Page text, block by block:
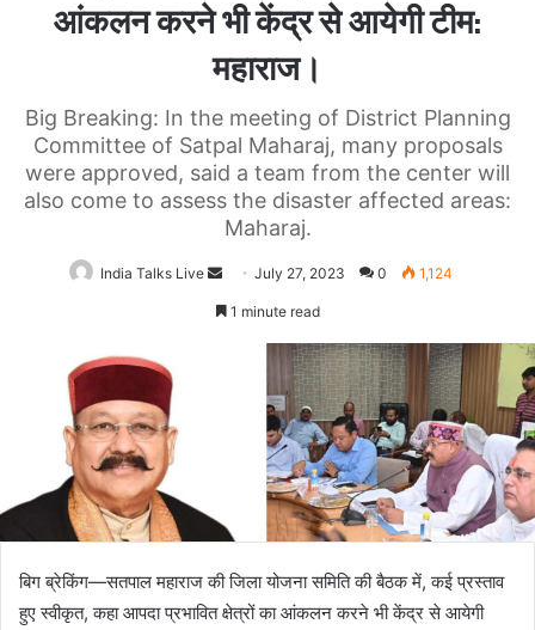
आंकलन करने भी केंद्र से आयेगी टीम:
महाराज।
Big Breaking: In the meeting of District Planning
Committee of Satpal Maharaj, many proposals
were approved, said a team from the center will
also come to assess the disaster affected areas:
Maharaj.
India Talks Live
Send
an
July 27, 2023 0 1,124
1 minute read
बिग ब्रेकिंग—सतपाल महाराज की जिला योजना समिति की बैठक में, कई प्रस्ताव
हुए स्वीकृत, कहा आपदा प्रभावित क्षेत्रों का आंकलन करने भी केंद्र से आयेगी